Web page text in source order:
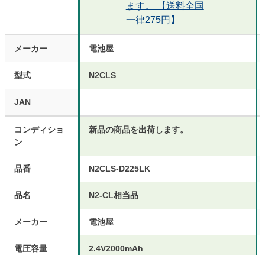
ます。 【送料全国
一律275円】
メーカー 電池屋
型式 N2CLS
JAN
コンディショ
ン
新品の商品を出荷します。
品番 N2CLS-D225LK
品名 N2-CL相当品
メーカー 電池屋
電圧容量 2.4V2000mAh